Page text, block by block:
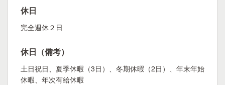
休日
完全週休２日
休日（備考）
土日祝日、夏季休暇（3日）、冬期休暇（2日）、年末年始
休暇、年次有給休暇